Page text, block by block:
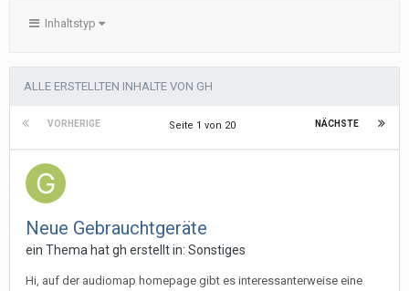
Inhaltstyp
ALLE ERSTELLTEN INHALTE VON GH
VORHERIGE NÄCHSTE
Seite 1 von 20
Neue Gebrauchtgeräte
ein Thema hatgh erstellt in: Sonstiges
Hi, auf der audiomap homepage gibt es interessanterweise eine